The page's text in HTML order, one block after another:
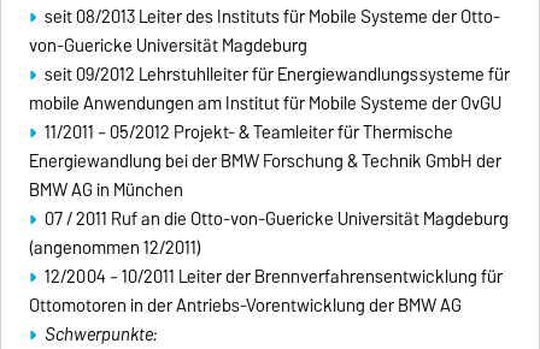
seit 08/2013 Leiter des Instituts für Mobile Systeme der Otto-
von-Guericke Universität Magdeburg
seit 09/2012 Lehrstuhlleiter für Energiewandlungssysteme für
mobile Anwendungen am Institut für Mobile Systeme der OvGU
11/2011 – 05/2012 Projekt- & Teamleiter für Thermische
Energiewandlung bei der BMW Forschung & Technik GmbH der
BMW AG in München
07 / 2011 Ruf an die Otto-von-Guericke Universität Magdeburg
(angenommen 12/2011)
12/2004 – 10/2011 Leiter der Brennverfahrensentwicklung für
Ottomotoren in der Antriebs-Vorentwicklung der BMW AG
Schwerpunkte: